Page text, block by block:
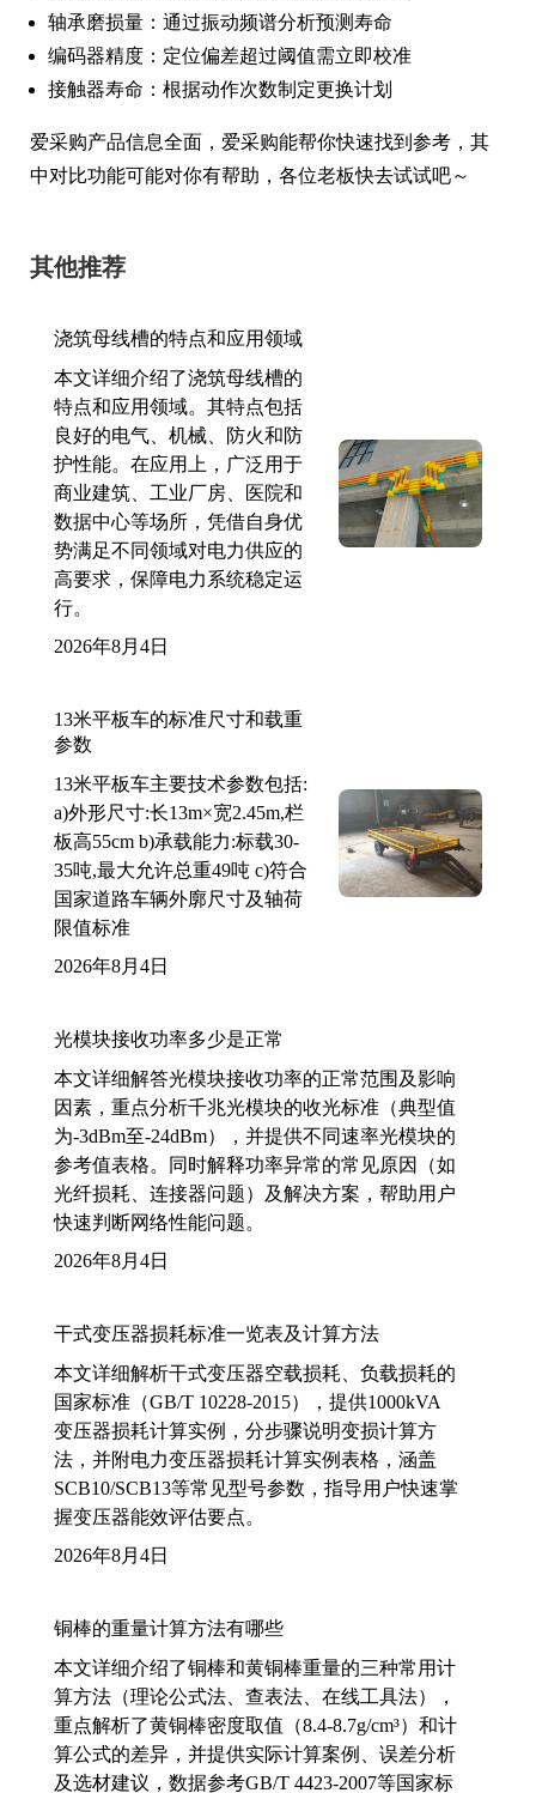
轴承磨损量：通过振动频谱分析预测寿命
编码器精度：定位偏差超过阈值需立即校准
接触器寿命：根据动作次数制定更换计划
爱采购产品信息全面，爱采购能帮你快速找到参考，其
中对比功能可能对你有帮助，各位老板快去试试吧～
其他推荐
浇筑母线槽的特点和应用领域
本文详细介绍了浇筑母线槽的
特点和应用领域。其特点包括
良好的电气、机械、防火和防
护性能。在应用上，广泛用于
商业建筑、工业厂房、医院和
数据中心等场所，凭借自身优
势满足不同领域对电力供应的
高要求，保障电力系统稳定运
行。
2026年8月4日
13米平板车的标准尺寸和载重
参数
13米平板车主要技术参数包括:
a)外形尺寸:长13m×宽2.45m,栏
板高55cm b)承载能力:标载30-
35吨,最大允许总重49吨 c)符合
国家道路车辆外廓尺寸及轴荷
限值标准
2026年8月4日
光模块接收功率多少是正常
本文详细解答光模块接收功率的正常范围及影响
因素，重点分析千兆光模块的收光标准（典型值
为-3dBm至-24dBm），并提供不同速率光模块的
参考值表格。同时解释功率异常的常见原因（如
光纤损耗、连接器问题）及解决方案，帮助用户
快速判断网络性能问题。
2026年8月4日
干式变压器损耗标准一览表及计算方法
本文详细解析干式变压器空载损耗、负载损耗的
国家标准（GB/T 10228-2015），提供1000kVA
变压器损耗计算实例，分步骤说明变损计算方
法，并附电力变压器损耗计算实例表格，涵盖
SCB10/SCB13等常见型号参数，指导用户快速掌
握变压器能效评估要点。
2026年8月4日
铜棒的重量计算方法有哪些
本文详细介绍了铜棒和黄铜棒重量的三种常用计
算方法（理论公式法、查表法、在线工具法），
重点解析了黄铜棒密度取值（8.4-8.7g/cm³）和计
算公式的差异，并提供实际计算案例、误差分析
及选材建议，数据参考GB/T 4423-2007等国家标